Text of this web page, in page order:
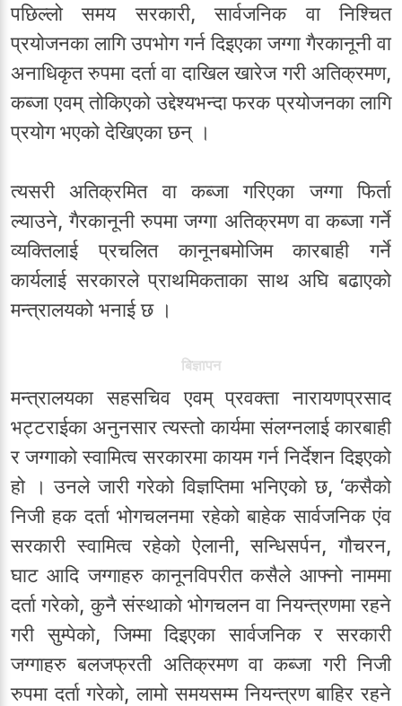
पछिल्लो समय सरकारी, सार्वजनिक वा निश्चित
प्रयोजनका लागि उपभोग गर्न दिइएका जग्गा गैरकानूनी वा
अनाधिकृत रुपमा दर्ता वा दाखिल खारेज गरी अतिक्रमण,
कब्जा एवम् तोकिएको उद्देश्यभन्दा फरक प्रयोजनका लागि
प्रयोग भएको देखिएका छन् ।
त्यसरी अतिक्रमित वा कब्जा गरिएका जग्गा फिर्ता
ल्याउने, गैरकानूनी रुपमा जग्गा अतिक्रमण वा कब्जा गर्ने
व्यक्तिलाई प्रचलित कानूनबमोजिम कारबाही गर्ने
कार्यलाई सरकारले प्राथमिकताका साथ अघि बढाएको
मन्त्रालयको भनाई छ ।
बिज्ञापन
मन्त्रालयका सहसचिव एवम् प्रवक्ता नारायणप्रसाद
भट्टराईका अनुनसार त्यस्तो कार्यमा संलग्नलाई कारबाही
र जग्गाको स्वामित्व सरकारमा कायम गर्न निर्देशन दिइएको
हो । उनले जारी गरेको विज्ञप्तिमा भनिएको छ, ‘कसैको
निजी हक दर्ता भोगचलनमा रहेको बाहेक सार्वजनिक एंव
सरकारी स्वामित्व रहेको ऐलानी, सन्धिसर्पन, गौचरन,
घाट आदि जग्गाहरु कानूनविपरीत कसैले आफ्नो नाममा
दर्ता गरेको, कुनै संस्थाको भोगचलन वा नियन्त्रणमा रहने
गरी सुम्पेको, जिम्मा दिइएका सार्वजनिक र सरकारी
जग्गाहरु बलजफ्रती अतिक्रमण वा कब्जा गरी निजी
रुपमा दर्ता गरेको, लामो समयसम्म नियन्त्रण बाहिर रहने